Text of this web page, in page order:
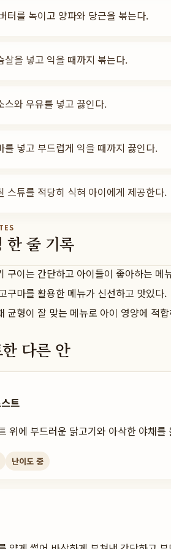
터를 녹이고 양파와 당근을 볶는다.
살을 넣고 익을 때까지 볶는다.
스와 우유를 넣고 끓인다.
를 넣고 부드럽게 익을 때까지 끓인다.
스튜를 적당히 식혀 아이에게 제공한다.
한 줄 기록
구이는 간단하고 아이들이 좋아하는 메
구마를 활용한 메뉴가 신선하고 맛있다.
균형이 잘 맞는 메뉴로 아이 영양에 적
다른 안
트
위에 부드러운 닭고기와 아삭한 야채
난이도 중